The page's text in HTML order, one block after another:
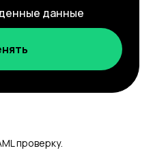
данные
проверку.